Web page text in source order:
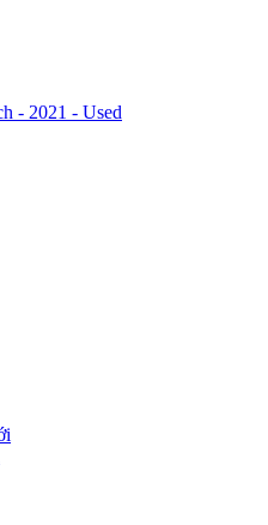
- 2021 - Used